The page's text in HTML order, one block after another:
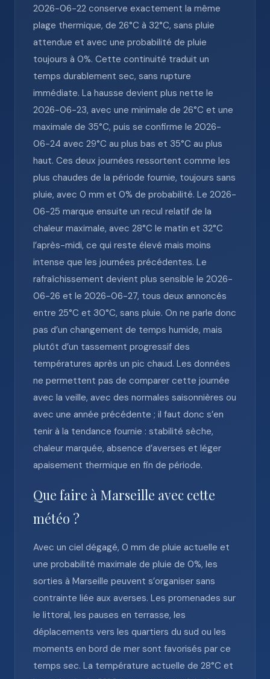
2026-06-22 conserve exactement la même
plage thermique, de 26°C à 32°C, sans pluie
attendue et avec une probabilité de pluie
toujours à 0%. Cette continuité traduit un
temps durablement sec, sans rupture
immédiate. La hausse devient plus nette le
2026-06-23, avec une minimale de 26°C et une
maximale de 35°C, puis se confirme le 2026-
06-24 avec 29°C au plus bas et 35°C au plus
haut. Ces deux journées ressortent comme les
plus chaudes de la période fournie, toujours sans
pluie, avec 0 mm et 0% de probabilité. Le 2026-
06-25 marque ensuite un recul relatif de la
chaleur maximale, avec 28°C le matin et 32°C
l’après-midi, ce qui reste élevé mais moins
intense que les journées précédentes. Le
rafraîchissement devient plus sensible le 2026-
06-26 et le 2026-06-27, tous deux annoncés
entre 25°C et 30°C, sans pluie. On ne parle donc
pas d’un changement de temps humide, mais
plutôt d’un tassement progressif des
températures après un pic chaud. Les données
ne permettent pas de comparer cette journée
avec la veille, avec des normales saisonnières ou
avec une année précédente ; il faut donc s’en
tenir à la tendance fournie : stabilité sèche,
chaleur marquée, absence d’averses et léger
apaisement thermique en fin de période.
Que faire à Marseille avec cette
météo ?
Avec un ciel dégagé, 0 mm de pluie actuelle et
une probabilité maximale de pluie de 0%, les
sorties à Marseille peuvent s’organiser sans
contrainte liée aux averses. Les promenades sur
le littoral, les pauses en terrasse, les
déplacements vers les quartiers du sud ou les
moments en bord de mer sont favorisés par ce
temps sec. La température actuelle de 28°C et